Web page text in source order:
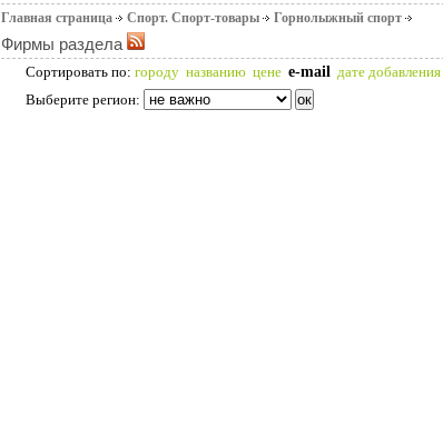
Главная страница Спорт. Спорт-товары Горнолыжный спорт
Фирмы раздела
Сортировать по: городу названию цене e-mail дате добавления
Выберите регион: